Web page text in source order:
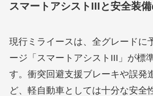
スマートアシストIIIと安全装
現行ミライースは、全グレードに
ージ「スマートアシストIII」が標
す。衝突回避支援ブレーキや誤発
ど、軽自動車としては十分な安全